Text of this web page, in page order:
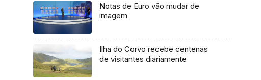
Notas de Euro vão mudar de
imagem
Ilha do Corvo recebe centenas
de visitantes diariamente